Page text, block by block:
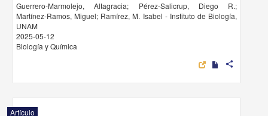
Guerrero-Marmolejo, Altagracia; Pérez-Salicrup, Diego R.;
Martínez-Ramos, Miguel; Ramírez, M. Isabel - Instituto de Biología,
UNAM
2025-05-12
Biología y Química
share
Artículo